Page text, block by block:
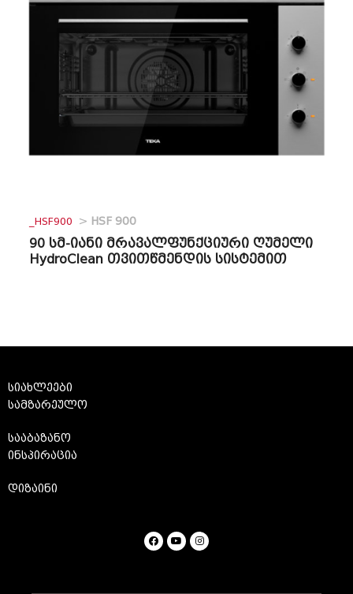
_HSF900 > HSF 900
90 სმ-იანი მრავალფუნქციური ღუმელი
HydroClean თვითწმენდის სისტემით
სიახლეები
სამზარეულო
სააბაზანო
ინსპირაცია
დიზაინი